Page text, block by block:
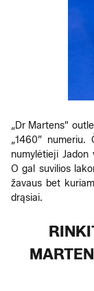
„Dr Martens"
„1460”
numylėtieji
O gal suvilios
žavaus bet
drąsiai.